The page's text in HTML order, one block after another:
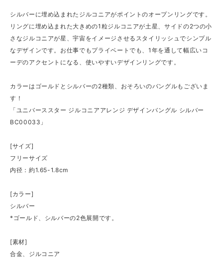
シルバーに埋め込まれたジルコニアがポイントのオープンリングです。
リングに埋め込まれた大きめの1粒ジルコニアが土星、サイドの2つの小
さなジルコニアが星、宇宙をイメージさせるスタイリッシュでシンプル
なデザインです。お仕事でもプライベートでも、1年を通して幅広いコ
ーデのアクセントになる、使いやすいデザインリングです。
カラーはゴールドとシルバーの2種類、おそろいのバングルもございま
す！
「ユニバーススター ジルコニアアレンジ デザインバングル シルバー
BC00033」
[サイズ]
フリーサイズ
内径：約1.65-1.8cm
[カラー]
シルバー
*ゴールド、シルバーの2色展開です。
[素材]
合金、ジルコニア